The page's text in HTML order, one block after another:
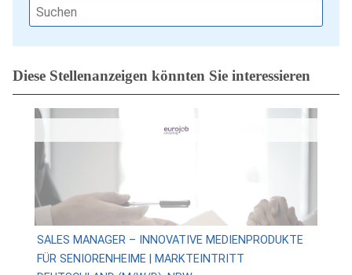
Diese Stellenanzeigen könnten Sie interessieren
SALES MANAGER – INNOVATIVE MEDIENPRODUKTE
FÜR SENIORENHEIME | MARKTEINTRITT